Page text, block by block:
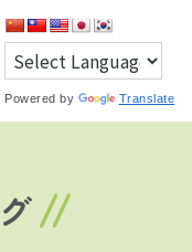
Powered by Translate